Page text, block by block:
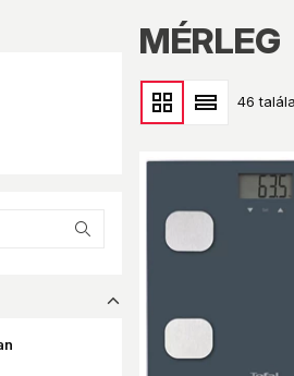
MÉRLEG
46
dropup_16